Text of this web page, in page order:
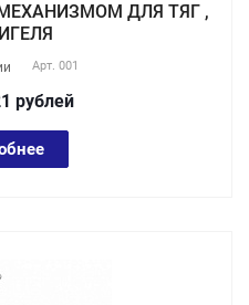
ДЛЯ ТЯГ ,
Арт. 001
рублей